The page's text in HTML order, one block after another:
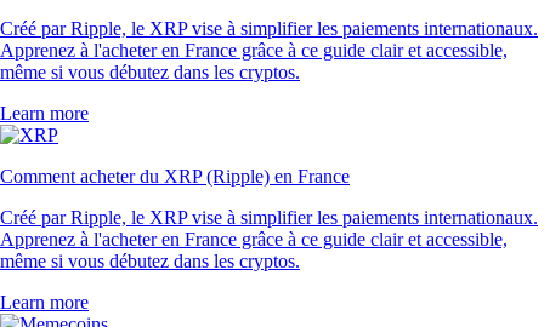
Créé par Ripple, le XRP vise à simplifier les paiements internationaux.
Apprenez à l'acheter en France grâce à ce guide clair et accessible,
même si vous débutez dans les cryptos.
Learn more
Comment acheter du XRP (Ripple) en France
Créé par Ripple, le XRP vise à simplifier les paiements internationaux.
Apprenez à l'acheter en France grâce à ce guide clair et accessible,
même si vous débutez dans les cryptos.
Learn more